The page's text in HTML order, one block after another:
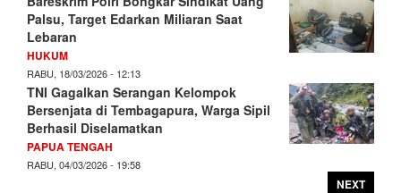
Palsu, Target Edarkan Miliaran Saat
Lebaran
HUKUM
RABU, 18/03/2026 - 12:13
TNI Gagalkan Serangan Kelompok
Bersenjata di Tembagapura, Warga Sipil
Berhasil Diselamatkan
PAPUA TENGAH
RABU, 04/03/2026 - 19:58
NEXT